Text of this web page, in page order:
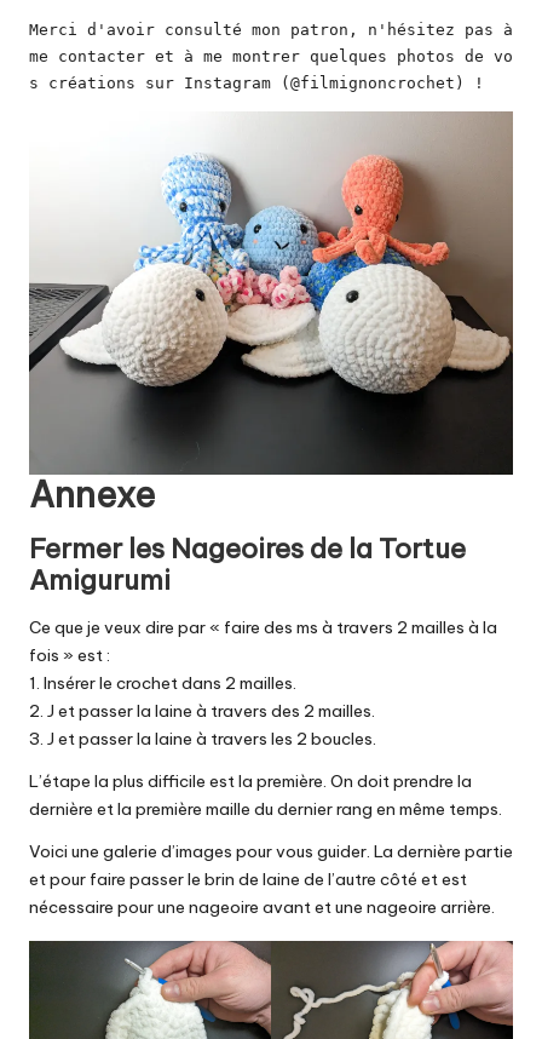
Merci d'avoir consulté mon patron, n'hésitez pas à
me contacter et à me montrer quelques photos de vo
s créations sur Instagram (@filmignoncrochet ) !
Annexe
Fermer les Nageoires de la Tortue
Amigurumi
Ce que je veux dire par « faire des ms à travers 2 mailles à la
fois » est :
1. Insérer le crochet dans 2 mailles.
2. J et passer la laine à travers des 2 mailles.
3. J et passer la laine à travers les 2 boucles.
L’étape la plus difficile est la première. On doit prendre la
dernière et la première maille du dernier rang en même temps.
Voici une galerie d’images pour vous guider. La dernière partie
et pour faire passer le brin de laine de l’autre côté et est
nécessaire pour une nageoire avant et une nageoire arrière.